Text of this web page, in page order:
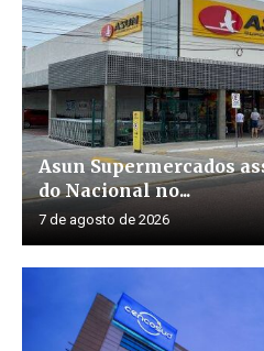
Asun Supermercados
do Nacional no...
7 de agosto de 2026